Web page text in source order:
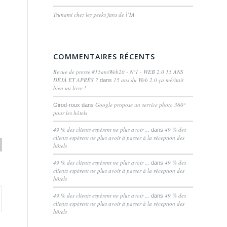
Tsunami chez les geeks fans de l’IA
COMMENTAIRES RÉCENTS
Revue de presse #15ansWeb20 - N°1 - WEB 2.0 15 ANS
DÉJÀ ET APRÈS ? dans 15 ans du Web 2.0 ça méritait
bien un livre !
Girod-roux dansGoogle propose un service photo 360°
pour les hôtels
49 % des clients espèrent ne plus avoir ... dans49 % des
clients espèrent ne plus avoir à passer à la réception des
hôtels
49 % des clients espèrent ne plus avoir ... dans49 % des
clients espèrent ne plus avoir à passer à la réception des
hôtels
49 % des clients espèrent ne plus avoir ... dans49 % des
clients espèrent ne plus avoir à passer à la réception des
hôtels